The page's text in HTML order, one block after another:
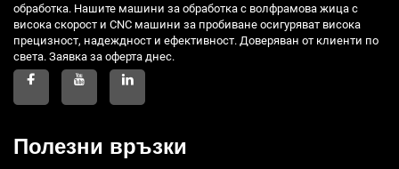
обработка. Нашите машини за обработка с волфрамова жица с
висока скорост и CNC машини за пробиване осигуряват висока
прецизност, надеждност и ефективност. Доверяван от клиенти по
света. Заявка за оферта днес.
Полезни връзки